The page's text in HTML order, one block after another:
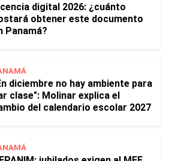
digital 2026: ¿cuánto
obtener este documento
Panamá?
diciembre no hay ambiente para
clase": Molinar explica el
del calendario escolar 2027